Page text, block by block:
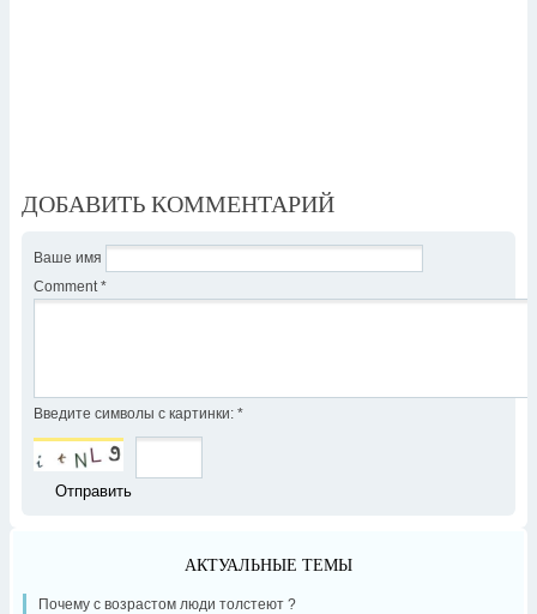
ДОБАВИТЬ КОММЕНТАРИЙ
Ваше имя
Comment *
Введите символы с картинки: *
АКТУАЛЬНЫЕ ТЕМЫ
Почему с возрастом люди толстеют ?